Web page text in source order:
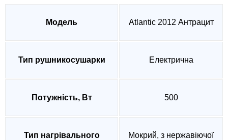
Модель Atlantic 2012 Антрацит
Тип рушникосушарки Електрична
Потужність, Вт 500
Тип нагрівального
Мокрий, з нержавіючої